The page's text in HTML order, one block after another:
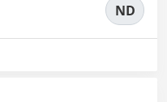
ND